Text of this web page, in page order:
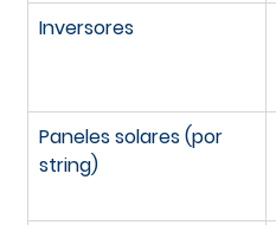
Inversores
Paneles solares (por
string)